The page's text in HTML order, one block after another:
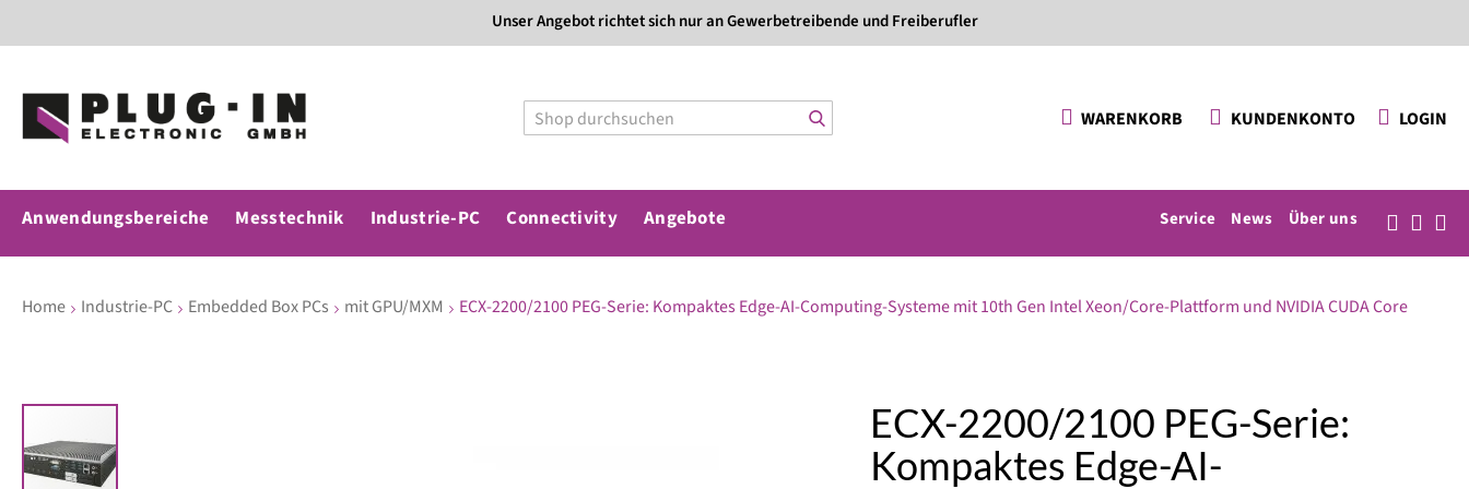
Direkt
zum
Unser Angebot richtet sich nur an Gewerbetreibende und Freiberufler
WARENKORB KUNDENKONTO LOGIN
Anwendungsbereiche Messtechnik Industrie-PC Connectivity Angebote Service News Über uns
Home Industrie-PC Embedded Box PCs mit GPU/MXM ECX-2200/2100 PEG-Serie: Kompaktes Edge-AI-Computing-Systeme mit 10th Gen Intel Xeon/Core-Plattform und NVIDIA CUDA Core
ECX-2200/2100 PEG-Serie:
Kompaktes Edge-AI-
Zum
Ende
der
Bildergalerie